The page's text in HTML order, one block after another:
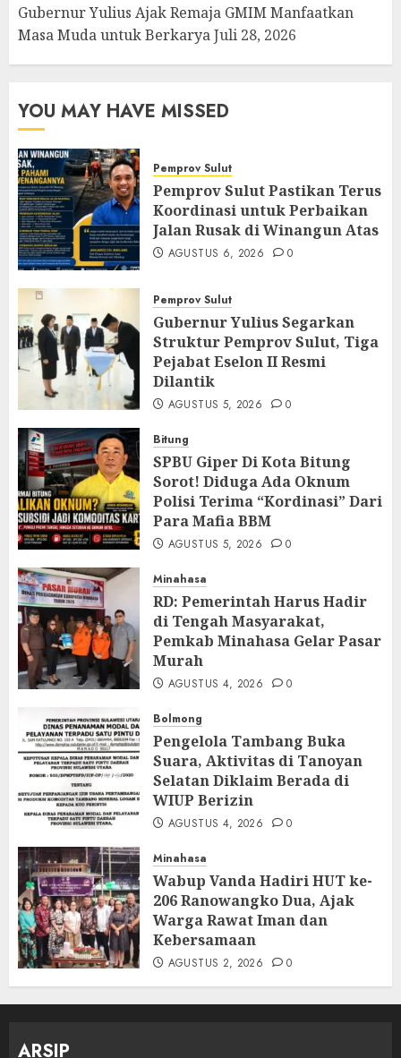
Gubernur Yulius Ajak Remaja GMIM Manfaatkan
Masa Muda untuk BerkaryaJuli 28, 2026
YOU MAY HAVE MISSED
Pemprov Sulut
Pemprov Sulut Pastikan Terus
Koordinasi untuk Perbaikan
Jalan Rusak di Winangun Atas
AGUSTUS 6, 2026 0
Pemprov Sulut
Gubernur Yulius Segarkan
Struktur Pemprov Sulut, Tiga
Pejabat Eselon II Resmi
Dilantik
AGUSTUS 5, 2026 0
Bitung
SPBU Giper Di Kota Bitung
Sorot! Diduga Ada Oknum
Polisi Terima “Kordinasi” Dari
Para Mafia BBM
AGUSTUS 5, 2026 0
Minahasa
RD: Pemerintah Harus Hadir
di Tengah Masyarakat,
Pemkab Minahasa Gelar Pasar
Murah
AGUSTUS 4, 2026 0
Bolmong
Pengelola Tambang Buka
Suara, Aktivitas di Tanoyan
Selatan Diklaim Berada di
WIUP Berizin
AGUSTUS 4, 2026 0
Minahasa
Wabup Vanda Hadiri HUT ke-
206 Ranowangko Dua, Ajak
Warga Rawat Iman dan
Kebersamaan
AGUSTUS 2, 2026 0
ARSIP